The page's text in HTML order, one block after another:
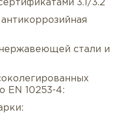
3.1/3.2
стали и
EN 10253-4: